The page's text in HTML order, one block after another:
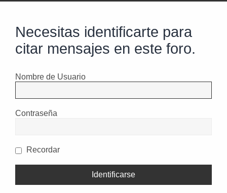
Necesitas identificarte para
citar mensajes en este foro.
Nombre de Usuario
Contraseña
Recordar